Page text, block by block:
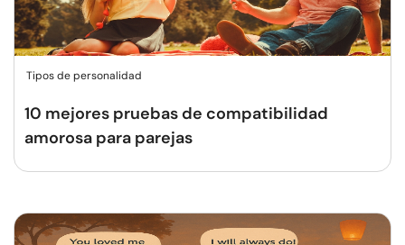
Tipos de personalidad
10 mejores pruebas de compatibilidad
amorosa para parejas